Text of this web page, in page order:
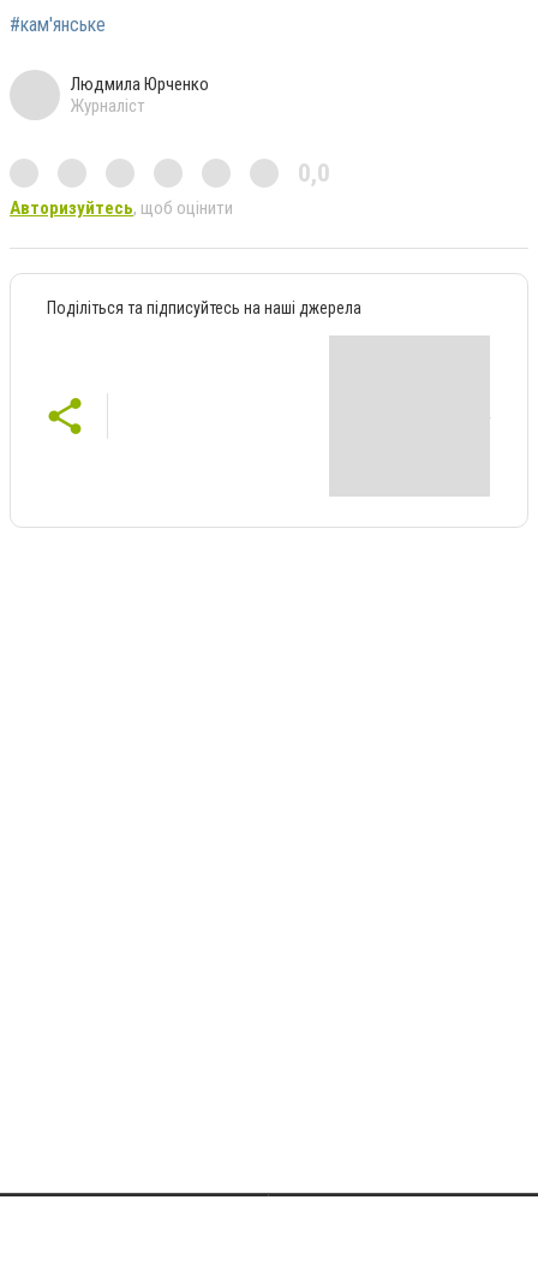
#кам'янське
Людмила Юрченко
Журналіст
0,0
Авторизуйтесь, щоб оцінити
Поділіться та підписуйтесь на наші джерела